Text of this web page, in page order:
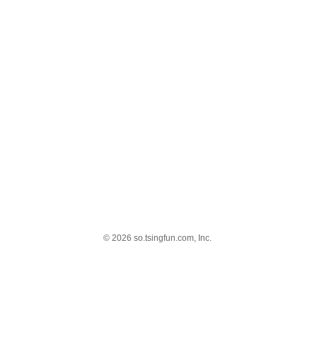
© 2026 so.tsingfun.com, Inc.